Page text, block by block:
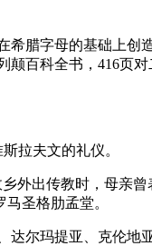
腊字母的基础上
百科全书，416页
拉夫文的礼仪。
外出传教时，母亲
圣格肋孟堂。
尔玛提亚、克伦地